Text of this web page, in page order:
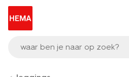
waar ben je naar op zoek?